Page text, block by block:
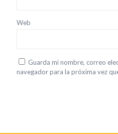
Web
Guarda mi nombre, correo
navegador para la próxima vez